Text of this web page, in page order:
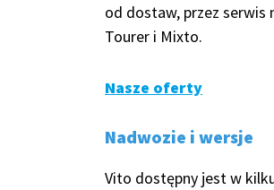
od dostaw, przez serwis
Tourer i Mixto.
Nasze oferty
Nadwozie i wersje
Vito dostępny jest w